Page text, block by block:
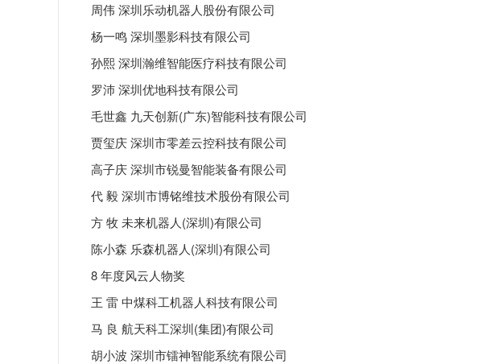
周伟 深圳乐动机器人股份有限公司
杨一鸣 深圳墨影科技有限公司
孙熙 深圳瀚维智能医疗科技有限公司
罗沛 深圳优地科技有限公司
毛世鑫 九天创新(广东)智能科技有限公司
贾玺庆 深圳市零差云控科技有限公司
高子庆 深圳市锐曼智能装备有限公司
代 毅 深圳市博铭维技术股份有限公司
方 牧 未来机器人(深圳)有限公司
陈小森 乐森机器人(深圳)有限公司
8 年度风云人物奖
王 雷 中煤科工机器人科技有限公司
马 良 航天科工深圳(集团)有限公司
胡小波 深圳市镭神智能系统有限公司